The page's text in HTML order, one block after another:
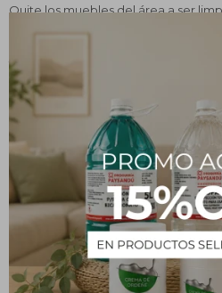
Quite los muebles del área a ser
toda el área alfombrada. Realice un
que contengan suciedad pesada,
de 1:6.
Limpieza manual:
Diluir en agua en la
Agite la solución hasta
Aplique la espuma sobre
Deje secar la alfombra